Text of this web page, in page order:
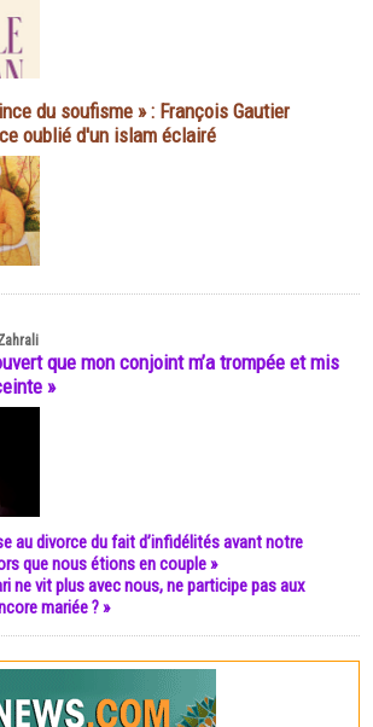
du soufisme » : François Gautier
oublié d'un islam éclairé
que mon conjoint m’a trompée et mis
»
au divorce du fait d’infidélités avant notre
que nous étions en couple »
ne vit plus avec nous, ne participe pas aux
mariée ? »